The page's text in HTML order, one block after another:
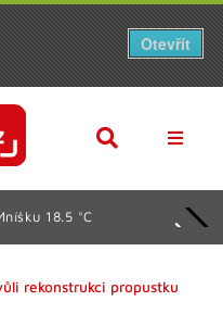
Z
18.5 °C
rekonstrukci propustku
Otevřít